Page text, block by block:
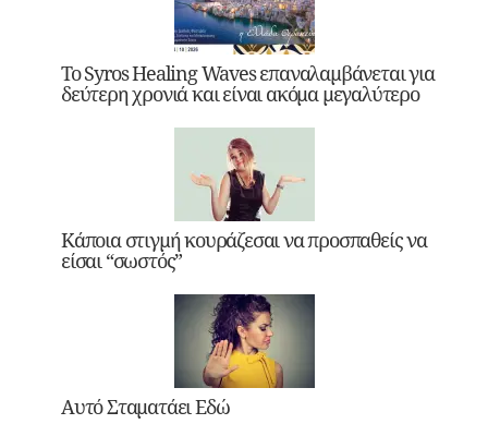
Το Syros Healing Waves επαναλαμβάνεται για
δεύτερη χρονιά και είναι ακόμα μεγαλύτερο
Κάποια στιγμή κουράζεσαι να προσπαθείς να
είσαι “σωστός”
Αυτό Σταματάει Εδώ